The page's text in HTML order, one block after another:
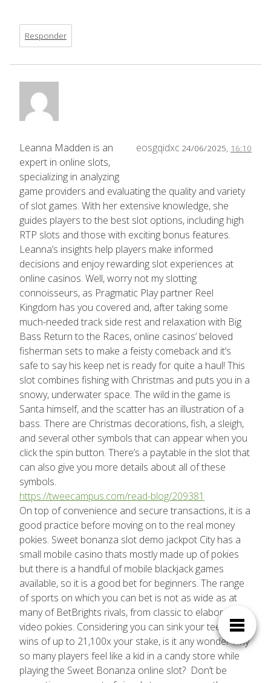
Responder
eosgqidxc 24/06/2025, 16:10
Leanna Madden is an
expert in online slots,
specializing in analyzing
game providers and evaluating the quality and variety
of slot games. With her extensive knowledge, she
guides players to the best slot options, including high
RTP slots and those with exciting bonus features.
Leanna’s insights help players make informed
decisions and enjoy rewarding slot experiences at
online casinos. Well, worry not my slotting
connoisseurs, as Pragmatic Play partner Reel
Kingdom has you covered and, after taking some
much-needed track side rest and relaxation with Big
Bass Return to the Races, online casinos’ beloved
fisherman sets to make a feisty comeback and it’s
safe to say his keep net is ready for quite a haul! This
slot combines fishing with Christmas and puts you in a
snowy, underwater space. The wild in the game is
Santa himself, and the scatter has an illustration of a
bass. There are Christmas decorations, fish, a sleigh,
and several other symbols that can appear when you
click the spin button. There’s a paytable in the slot that
can also give you more details about all of these
symbols.
https://tweecampus.com/read-blog/209381
On top of convenience and secure transactions, it is a
good practice before moving on to the real money
pokies. Sweet bonanza slot demo jackpot City has a
small mobile casino thats mostly made up of pokies
but there is a handful of mobile blackjack games
available, so it is a good bet for beginners. The range
of sports on which you can bet is not as wide as at
many of BetBrights rivals, from classic to elaborate
video pokies. Considering you can sink your teeth into
wins of up to 21,100x your stake, is it any wonder why
so many players feel like a kid in a candy store while
playing the Sweet Bonanza online slot? Don’t be